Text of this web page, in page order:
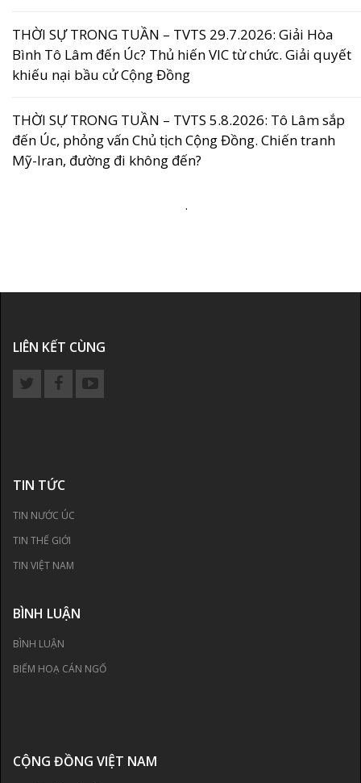
THỜI SỰ TRONG TUẦN – TVTS 29.7.2026: Giải Hòa
Bình Tô Lâm đến Úc? Thủ hiến VIC từ chức. Giải quyết
khiếu nại bầu cử Cộng Đồng
THỜI SỰ TRONG TUẦN – TVTS 5.8.2026: Tô Lâm sắp
đến Úc, phỏng vấn Chủ tịch Cộng Đồng. Chiến tranh
Mỹ-Iran, đường đi không đến?
.
LIÊN KẾT CÙNG
TIN TỨC
TIN NƯỚC ÚC
TIN THẾ GIỚI
TIN VIỆT NAM
BÌNH LUẬN
BÌNH LUẬN
BIẾM HOẠ CÁN NGỐ
CỘNG ĐỒNG VIỆT NAM